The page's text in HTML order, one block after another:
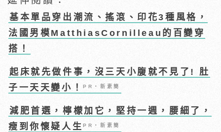
基本單品穿出潮流、搖滾、印花3種風格，
法國男模MatthiasCornilleau的百變穿
搭！
起床就先做件事，沒三天小腹就不見了! 肚
子一天天變小！PR・新素簡
減肥首選，檸檬加它，堅持一週，腰細了，
瘦到你懷疑人生PR・新素簡